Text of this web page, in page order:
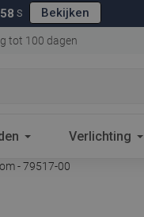
57 S Bekijken
tot 100 dagen
Verlichting
- 79517-00